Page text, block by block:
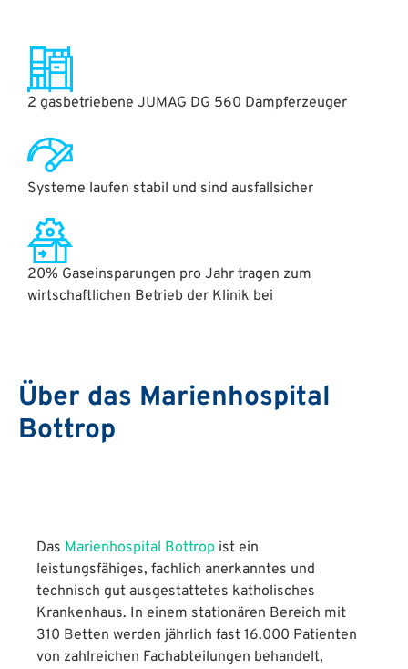
2 gasbetriebene JUMAG DG 560 Dampferzeuger
Systeme laufen stabil und sind ausfallsicher
20% Gaseinsparungen pro Jahr tragen zum
wirtschaftlichen Betrieb der Klinik bei
Über das Marienhospital
Bottrop
Das Marienhospital Bottrop ist ein
leistungsfähiges, fachlich anerkanntes und
technisch gut ausgestattetes katholisches
Krankenhaus. In einem stationären Bereich mit
310 Betten werden jährlich fast 16.000 Patienten
von zahlreichen Fachabteilungen behandelt,